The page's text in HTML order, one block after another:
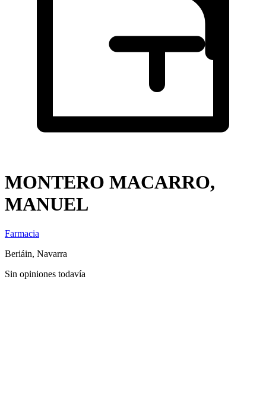
MONTERO MACARRO,
MANUEL
Farmacia
Beriáin, Navarra
Sin opiniones todavía